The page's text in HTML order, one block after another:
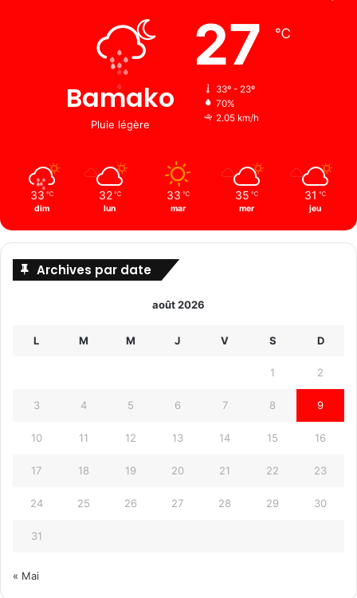
Bamako
Pluie légère
27 ℃
33º - 23º
70%
2.05 km/h
33 ℃
dim
32 ℃
lun
33 ℃
mar
35 ℃
mer
31 ℃
jeu
Archives par date
août 2026
L M M J V S D
1 2
3 4 5 6 7 8 9
10 11 12 13 14 15 16
17 18 19 20 21 22 23
24 25 26 27 28 29 30
31
« Mai